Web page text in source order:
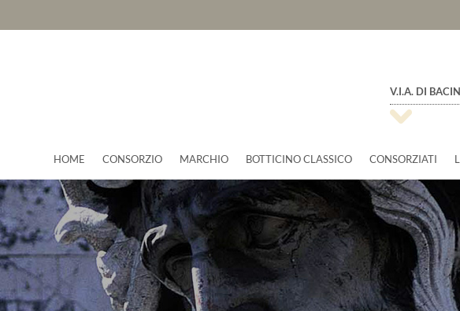
V.I.A. DI
HOME CONSORZIO MARCHIO BOTTICINO CLASSICO CONSORZIATI